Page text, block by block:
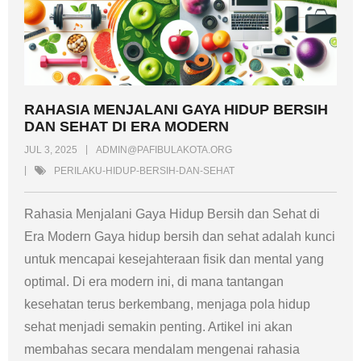
RAHASIA MENJALANI GAYA HIDUP BERSIH
DAN SEHAT DI ERA MODERN
JUL 3, 2025
ADMIN@PAFIBULAKOTA.ORG
PERILAKU-HIDUP-BERSIH-DAN-SEHAT
Rahasia Menjalani Gaya Hidup Bersih dan Sehat di
Era Modern Gaya hidup bersih dan sehat adalah kunci
untuk mencapai kesejahteraan fisik dan mental yang
optimal. Di era modern ini, di mana tantangan
kesehatan terus berkembang, menjaga pola hidup
sehat menjadi semakin penting. Artikel ini akan
membahas secara mendalam mengenai rahasia